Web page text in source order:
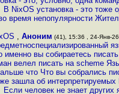
В NixOS установка - это
время непопулярности
, Аноним (41), 15:36 , 24-Янв-
вы собираетесь
велел писать на scheme
что Что вы собрались
зашла об
Если человек не знает